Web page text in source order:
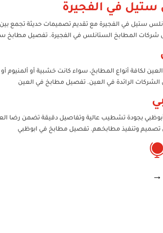
في الفجيرة
ستيل في الفجيرة مع تقديم تصميمات حديثة تجمع
شركات المطابخ الستانلس في الفجيرة. تفصيل مطابخ
لكافة أنواع المطابخ، سواء كانت خشبية أو
الرائدة في العين. تفصيل مطابخ في العين
بجودة تشطيب عالية وتفاصيل دقيقة تضمن رضا
تصميم وتنفيذ مطابخهم. تفصيل مطابخ في ابوظبي

→